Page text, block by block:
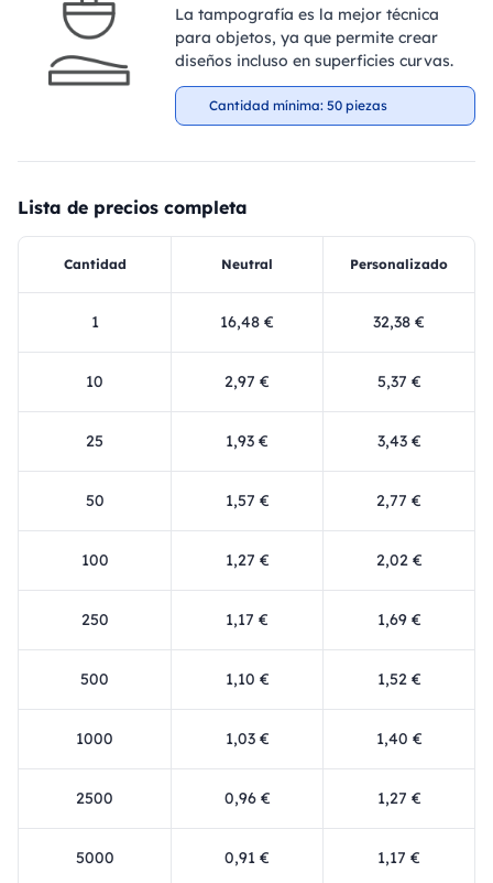
La tampografía es la mejor técnica
para objetos, ya que permite crear
diseños incluso en superficies curvas.
Cantidad mínima: 50 piezas
Lista de precios completa
Cantidad Neutral Personalizado
1 16,48 € 32,38 €
10 2,97 € 5,37 €
25 1,93 € 3,43 €
50 1,57 € 2,77 €
100 1,27 € 2,02 €
250 1,17 € 1,69 €
500 1,10 € 1,52 €
1000 1,03 € 1,40 €
2500 0,96 € 1,27 €
5000 0,91 € 1,17 €